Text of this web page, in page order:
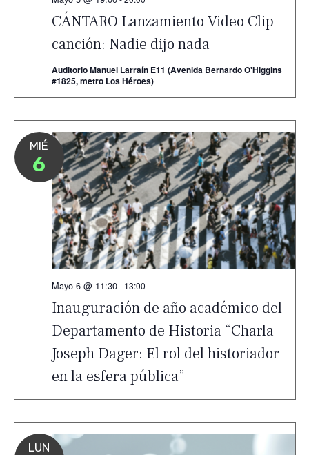
CÁNTARO Lanzamiento Video Clip
canción: Nadie dijo nada
Auditorio Manuel Larraín E11 (Avenida Bernardo O'Higgins
#1825, metro Los Héroes)
MIÉ
6
Inauguración de año académico del
Departamento de Historia “Charla
Joseph Dager: El rol del historiador
en la esfera pública”
Mayo 6 @ 11:30- 13:00
LUN